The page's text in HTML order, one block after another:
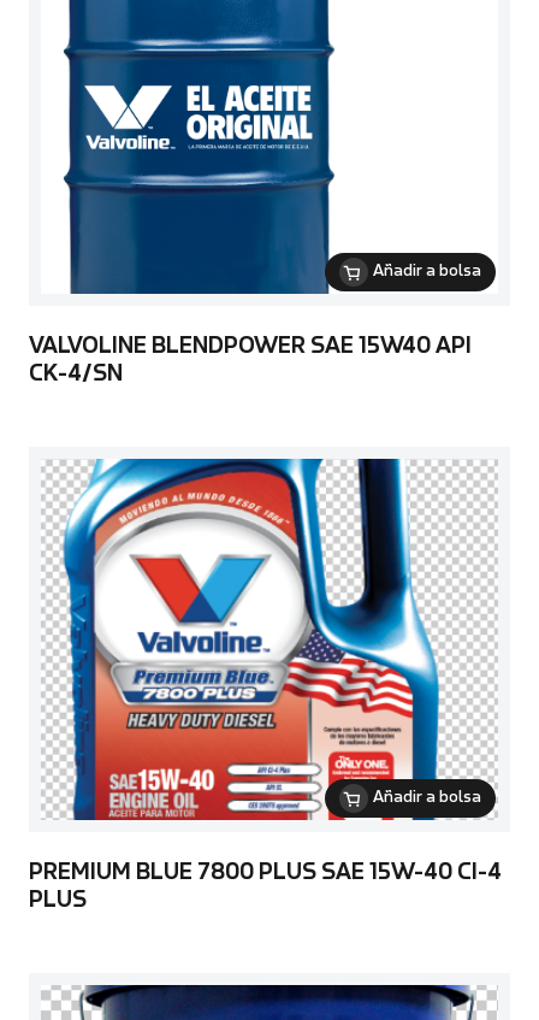
Añadir a bolsa
VALVOLINE BLENDPOWER SAE 15W40 API
CK-4/SN
Añadir a bolsa
PREMIUM BLUE 7800 PLUS SAE 15W-40 CI-4
PLUS